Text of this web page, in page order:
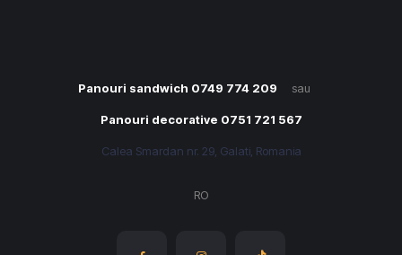
Panouri sandwich 0749 774 209 sau
Panouri decorative 0751 721 567
Calea Smardan nr. 29, Galati, Romania
RO